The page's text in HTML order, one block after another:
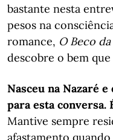
bastante nesta
pesos na
romance, O Beco
descobre o bem
Nasceu na Nazaré e
para esta conversa.
Mantive sempre